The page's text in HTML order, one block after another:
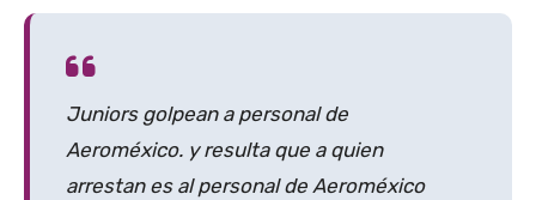
Juniors golpean a personal de
Aeroméxico. y resulta que a quien
arrestan es al personal de Aeroméxico